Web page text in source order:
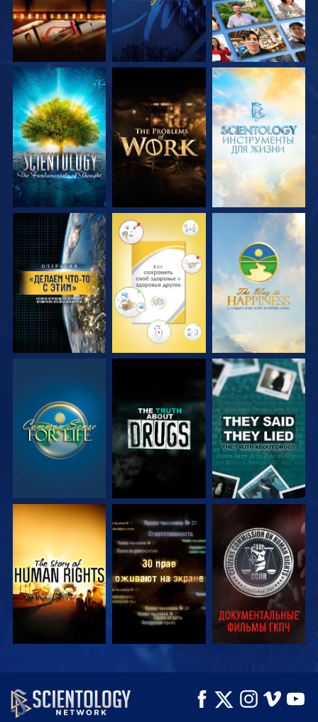
СМОТРЕТЬ
ПЕРЕДАЧИ
СМОТРЕТЬ
ПЕРЕДАЧИ
СМОТРЕТЬ
ПЕРЕДАЧИ
СМОТРЕТЬ СМОТРЕТЬ СМОТРЕТЬ
СМОТРЕТЬ СМОТРЕТЬ СМОТРЕТЬ
СМОТРЕТЬ СМОТРЕТЬ СМОТРЕТЬ
СМОТРЕТЬ СМОТРЕТЬ
СМОТРЕТЬ
ПЕРЕДАЧИ